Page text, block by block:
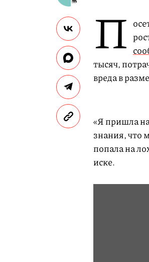
П
тысяч,
вреда в
«Я пришла
знания, что
попала на
иске.